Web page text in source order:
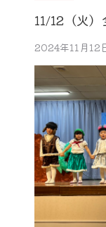
11/12（火
2024年11月12